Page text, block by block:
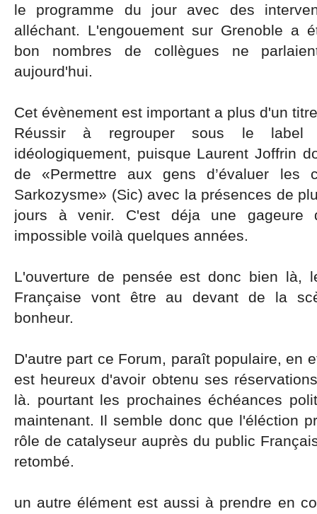
le programme du jour avec des
alléchant. L'engouement sur Grenoble a
bon nombres de collègues ne
aujourd'hui.
Cet évènement est important a plus d'un
Réussir à regrouper sous le label
idéologiquement, puisque Laurent Joffrin
de «Permettre aux gens d’évaluer les
Sarkozysme» (Sic) avec la présences de
jours à venir. C'est déja une gageure
impossible voilà quelques années.
L'ouverture de pensée est donc bien là,
Française vont être au devant de la
bonheur.
D'autre part ce Forum, paraît populaire, en
est heureux d'avoir obtenu ses
là. pourtant les prochaines échéances
maintenant. Il semble donc que l'éléction
rôle de catalyseur auprès du public
retombé.
un autre élément est aussi à prendre en